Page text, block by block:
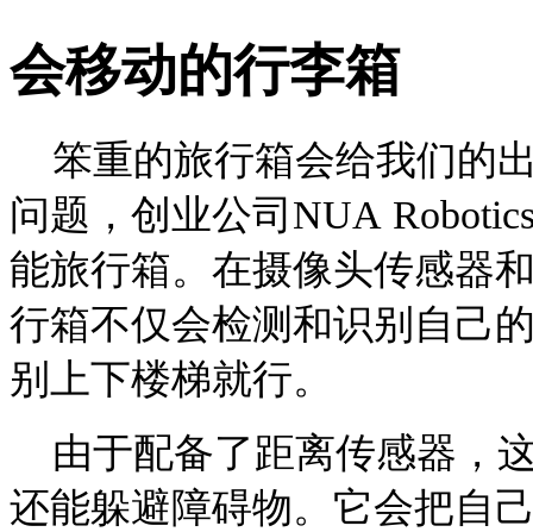
会移动的行李箱
笨重的旅行箱会给我们的
问题，创业公司NUA
能旅行箱。在摄像头传感器
行箱不仅会检测和识别自己
别上下楼梯就行。
由于配备了距离传感器，
还能躲避障碍物。它会把自